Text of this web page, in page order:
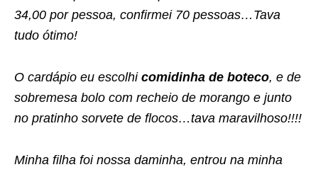
34,00 por pessoa, confirmei 70 pessoas…Tava
tudo ótimo!
O cardápio eu escolhi comidinha de boteco, e de
sobremesa bolo com recheio de morango e junto
no pratinho sorvete de flocos…tava maravilhoso!!!!
Minha filha foi nossa daminha, entrou na minha